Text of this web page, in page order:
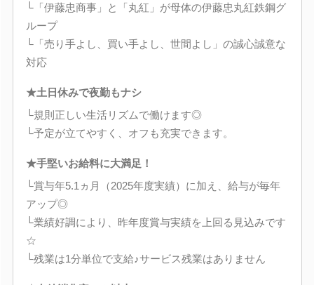
└「伊藤忠商事」と「丸紅」が母体の伊藤忠丸紅鉄鋼グ
ループ
└「売り手よし、買い手よし、世間よし」の誠心誠意な
対応
★土日休みで夜勤もナシ
└規則正しい生活リズムで働けます◎
└予定が立てやすく、オフも充実できます。
★手堅いお給料に大満足！
└賞与年5.1ヵ月（2025年度実績）に加え、給与が毎年
アップ◎
└業績好調により、昨年度賞与実績を上回る見込みです
☆
└残業は1分単位で支給♪サービス残業はありません